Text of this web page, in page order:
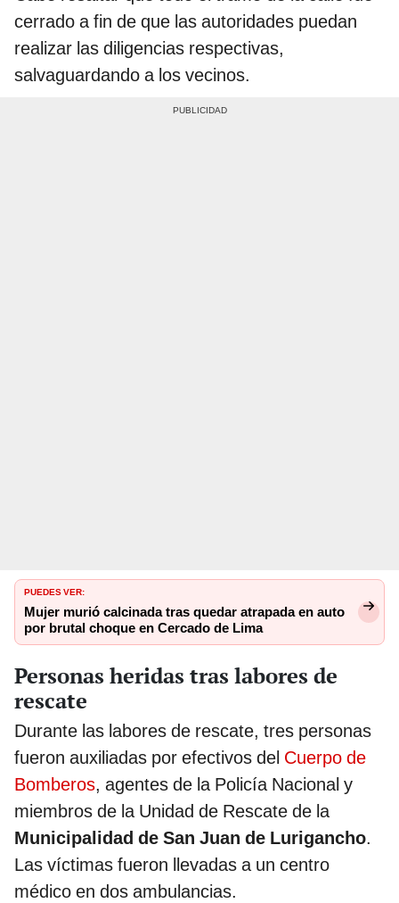
cerrado a fin de que las autoridades puedan
realizar las diligencias respectivas,
salvaguardando a los vecinos.
PUEDES VER:
Mujer murió calcinada tras quedar atrapada en auto
por brutal choque en Cercado de Lima
Personas heridas tras labores de
rescate
Durante las labores de rescate, tres personas
fueron auxiliadas por efectivos del Cuerpo de
Bomberos, agentes de la Policía Nacional y
miembros de la Unidad de Rescate de la
Municipalidad de San Juan de Lurigancho.
Las víctimas fueron llevadas a un centro
médico en dos ambulancias.